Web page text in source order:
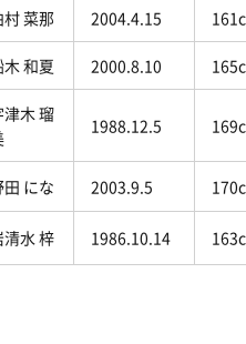
村 菜那 2004.4.15
木 和夏 2000.8.10
津木 瑠
1988.12.5
田 にな 2003.9.5
清水 梓 1986.10.14